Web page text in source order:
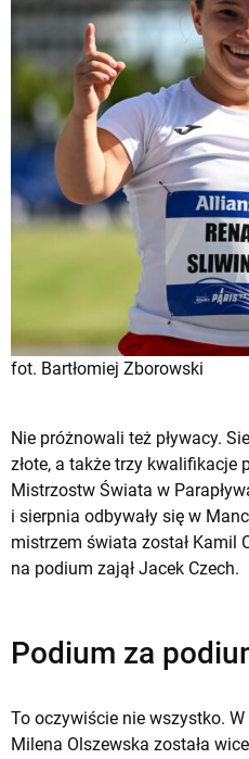
fot. Bartłomiej Zborowski
Nie próżnowali też pływacy.
złote, a także trzy kwalifikacje
Mistrzostw Świata w
i sierpnia odbywały się w
mistrzem świata został Kamil
na podium zajął Jacek Czech.
Podium za
To oczywiście nie wszystko.
Milena Olszewska została